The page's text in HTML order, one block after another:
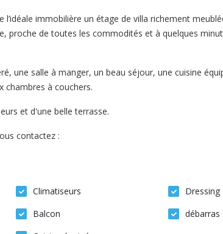
l’idéale immobilière un étage de villa richement
proche de toutes les commodités et à quelques
une salle à manger, un beau séjour, une cuisine
chambres à couchers.
et d'une belle terrasse.
contactez :
Climatiseurs
Balcon
Dressing
débarras